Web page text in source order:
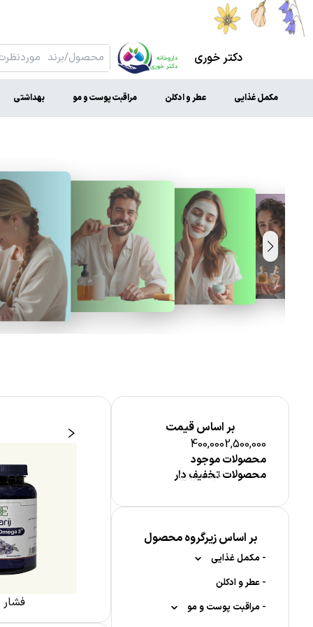
دکتر خوری
مکمل غذایی عطر و ادکلن مراقبت پوست و مو بهداشتی
بر اساس قیمت
400,0002,500,000
قیمت (ریال)
محصولات موجود
محصولات تخفیف دار
بر اساس زیرگروه محصول
- مکمل غذایی
-ویتامین ها
-ویتامین A
-قرص جوشان
- عطر و ادکلن
- مراقبت پوست و مو سم زدائی مفاصل و استخوان